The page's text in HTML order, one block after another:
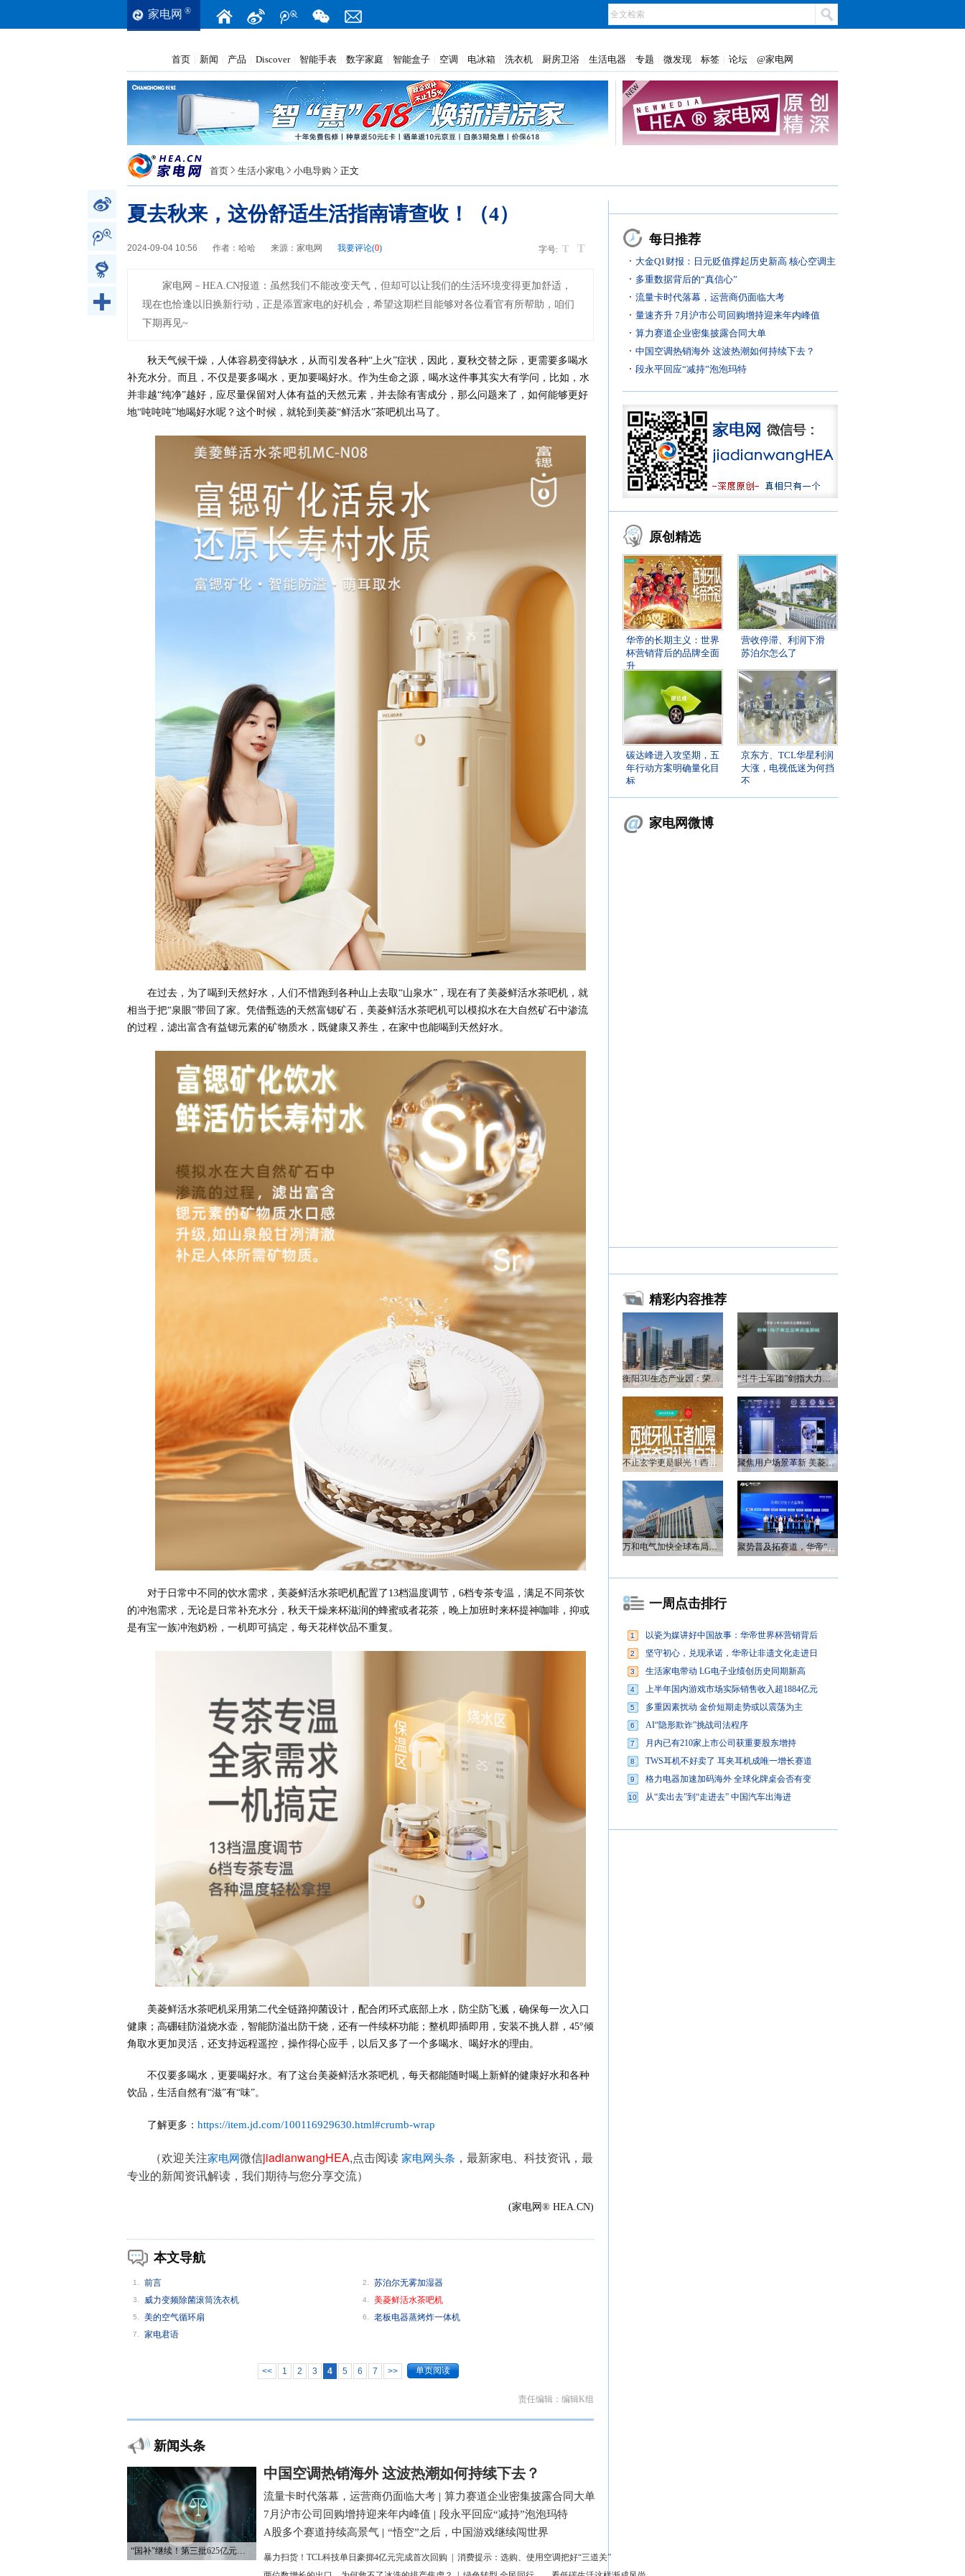
家电网 ®
首页 新闻 产品 Discover 智能手表 数字家庭 智能盒子 空调 电冰箱 洗衣机 厨房卫浴 生活电器 专题 微发现 标签 论坛 @家电网
首页 生活小家电 小电导购 正文
夏去秋来，这份舒适生活指南请查收！（4）
字号: T T
2024-09-04 10:56 作者： 哈哈 来源： 家电网 我要评论(0)
家电网－HEA.CN报道： 虽然我们不能改变天气，但却可以让我们的生活环境变得更加舒适，
现在也恰逢以旧换新行动，正是添置家电的好机会，希望这期栏目能够对各位看官有所帮助，咱们
下期再见~
秋天气候干燥，人体容易变得缺水，从而引发各种“上火”症状，因此，夏秋交替之际，更需要多喝水
补充水分。而且，不仅是要多喝水，更加要喝好水。作为生命之源，喝水这件事其实大有学问，比如，水
并非越“纯净”越好，应尽量保留对人体有益的天然元素，并去除有害成分，那么问题来了，如何能够更好
地“吨吨吨”地喝好水呢？这个时候，就轮到美菱“鲜活水”茶吧机出马了。
在过去，为了喝到天然好水，人们不惜跑到各种山上去取“山泉水”，现在有了美菱鲜活水茶吧机，就
相当于把“泉眼”带回了家。凭借甄选的天然富锶矿石，美菱鲜活水茶吧机可以模拟水在大自然矿石中渗流
的过程，滤出富含有益锶元素的矿物质水，既健康又养生，在家中也能喝到天然好水。
对于日常中不同的饮水需求，美菱鲜活水茶吧机配置了13档温度调节，6档专茶专温，满足不同茶饮
的冲泡需求，无论是日常补充水分，秋天干燥来杯滋润的蜂蜜或者花茶，晚上加班时来杯提神咖啡，抑或
是有宝一族冲泡奶粉，一机即可搞定，每天花样饮品不重复。
美菱鲜活水茶吧机采用第二代全链路抑菌设计，配合闭环式底部上水，防尘防飞溅，确保每一次入口
健康；高硼硅防溢烧水壶，智能防溢出防干烧，还有一件续杯功能；整机即插即用，安装不挑人群，45°倾
角取水更加灵活，还支持远程遥控，操作得心应手，以后又多了一个多喝水、喝好水的理由。
不仅要多喝水，更要喝好水。有了这台美菱鲜活水茶吧机，每天都能随时喝上新鲜的健康好水和各种
饮品，生活自然有“滋”有“味”。
了解更多： https://item.jd.com/100116929630.html#crumb-wrap
（欢迎关注家电网微信jiadianwangHEA,点击阅读 家电网头条 ，最新家电、科技资讯，最
专业的新闻资讯解读，我们期待与您分享交流）
(家电网® HEA.CN)
本文导航
1. 前言 2. 苏泊尔无雾加湿器
3. 威力变频除菌滚筒洗衣机 4. 美菱鲜活水茶吧机
5. 美的空气循环扇 6. 老板电器蒸烤炸一体机
7. 家电君语
<< 1 2 3 4 5 6 7 >> 单页阅读
责任编辑：编辑K组
新闻头条
“国补”继续！第三批625亿元资金已下达
中国空调热销海外 这波热潮如何持续下去？
流量卡时代落幕，运营商仍面临大考 | 算力赛道企业密集披露合同大单
7月沪市公司回购增持迎来年内峰值 | 段永平回应“减持”泡泡玛特
A股多个赛道持续高景气 | “悟空”之后，中国游戏继续闯世界
暴力扫货！TCL科技单日豪掷4亿元完成首次回购
消费提示：选购、使用空调把好“三道关”
每日推荐
大金Q1财报：日元贬值撑起历史新高 核心空调主
业盈利转弱
多重数据背后的“真信心”
流量卡时代落幕，运营商仍面临大考
量速齐升 7月沪市公司回购增持迎来年内峰值
算力赛道企业密集披露合同大单
中国空调热销海外 这波热潮如何持续下去？
段永平回应“减持”泡泡玛特
原创精选
华帝的长期主义：世界
杯营销背后的品牌全面
升
营收停滞、利润下滑
苏泊尔怎么了
碳达峰进入攻坚期，五
年行动方案明确量化目
标
京东方、TCL华星利润
大涨，电视低迷为何挡
不
家电网微博
精彩内容推荐
衡阳3U生态产业园：荣电集团的政企合作新答卷 “斗牛士军团”剑指大力神杯，华帝以“一瓷一金”静候荣光
不止玄学更是眼光！西班牙队夺冠，华帝火速官宣启动兑奖福利 聚焦用户场景革新 美菱产品创新打造差异化居家体验
万和电气加快全球布局，海外营收占比升至四成 聚势普及拓赛道，华帝“亮剑”洗碗机峰会，破局存量换新
一周点击排行
1 以瓷为媒讲好中国故事：华帝世界杯营销背后
2 坚守初心，兑现承诺，华帝让非遗文化走进日
3 生活家电带动 LG电子业绩创历史同期新高
4 上半年国内游戏市场实际销售收入超1884亿元
5 多重因素扰动 金价短期走势或以震荡为主
6 AI“隐形欺诈”挑战司法程序
7 月内已有210家上市公司获重要股东增持
8 TWS耳机不好卖了 耳夹耳机成唯一增长赛道
9 格力电器加速加码海外 全球化牌桌会否有变
10 从“卖出去”到“走进去” 中国汽车出海进